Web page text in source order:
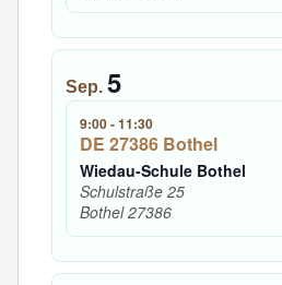
Sep. 5
9:00-11:30
DE 27386 Bothel
Wiedau-Schule Bothel
Schulstraße 25
Bothel27386